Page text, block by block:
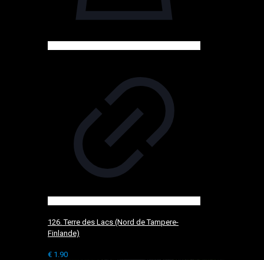
126. Terre des Lacs (Nord de Tampere-
Finlande)
€ 1.90